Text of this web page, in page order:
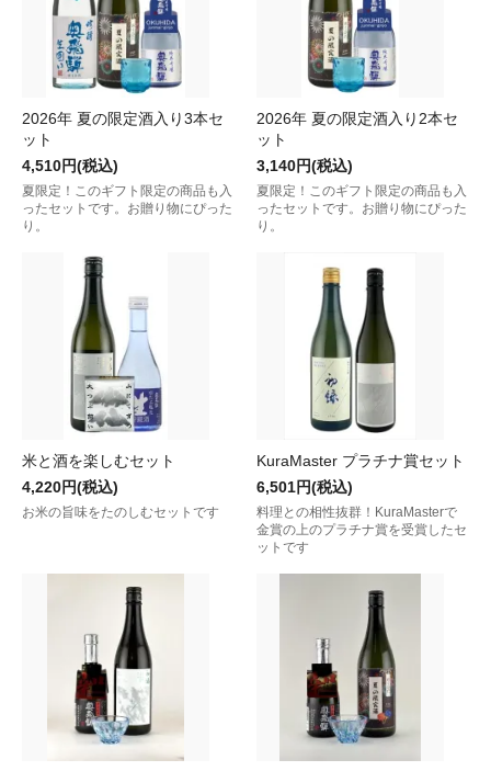
2026年 夏の限定酒入り3本セ
ット
4,510円(税込)
夏限定！このギフト限定の商品も入
ったセットです。お贈り物にぴった
り。
2026年 夏の限定酒入り2本セ
ット
3,140円(税込)
夏限定！このギフト限定の商品も入
ったセットです。お贈り物にぴった
り。
米と酒を楽しむセット
4,220円(税込)
お米の旨味をたのしむセットです
KuraMaster プラチナ賞セット
6,501円(税込)
料理との相性抜群！KuraMasterで
金賞の上のプラチナ賞を受賞したセ
ットです